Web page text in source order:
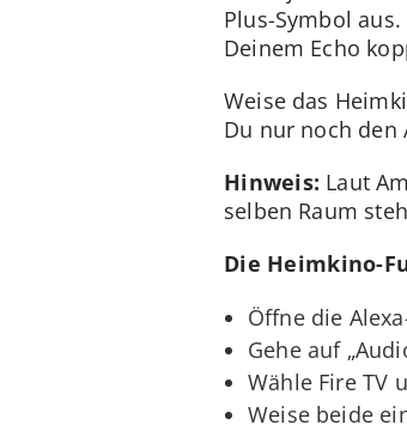
Plus-Symbol
Deinem Echo
Weise das
Du nur noch den
Hinweis: Laut
selben Raum
Die Heimkino-
Öffne die
Gehe auf
Wähle Fire TV
Weise beide